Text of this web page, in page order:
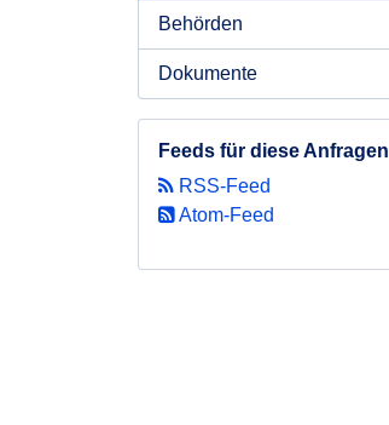
Behörden
Dokumente
Feeds für diese Anfragen
RSS-Feed
Atom-Feed